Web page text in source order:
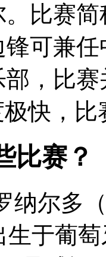
比赛
锋可兼
，比
快，比
比赛？
纳尔多
生于葡